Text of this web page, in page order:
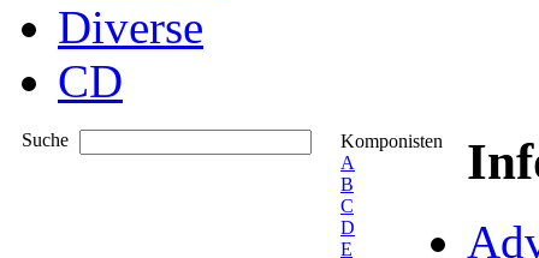
Diverse
CD
Suche
Komponisten
A
B
C
D
E